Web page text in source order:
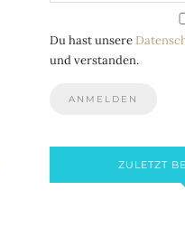
Du hast unsere
und verstanden.
ZULETZT